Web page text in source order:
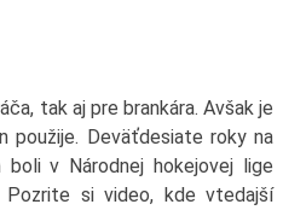
tak aj pre brankára. Avšak je
použije. Deväťdesiate roky na
v Národnej hokejovej lige
si video, kde vtedajší